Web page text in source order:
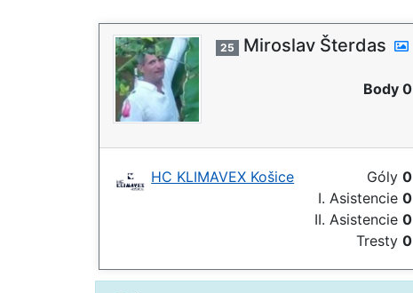
25 Miroslav Šterdas
Body 0
HC KLIMAVEX Košice Góly 0
I. Asistencie 0
II. Asistencie 0
Tresty 0